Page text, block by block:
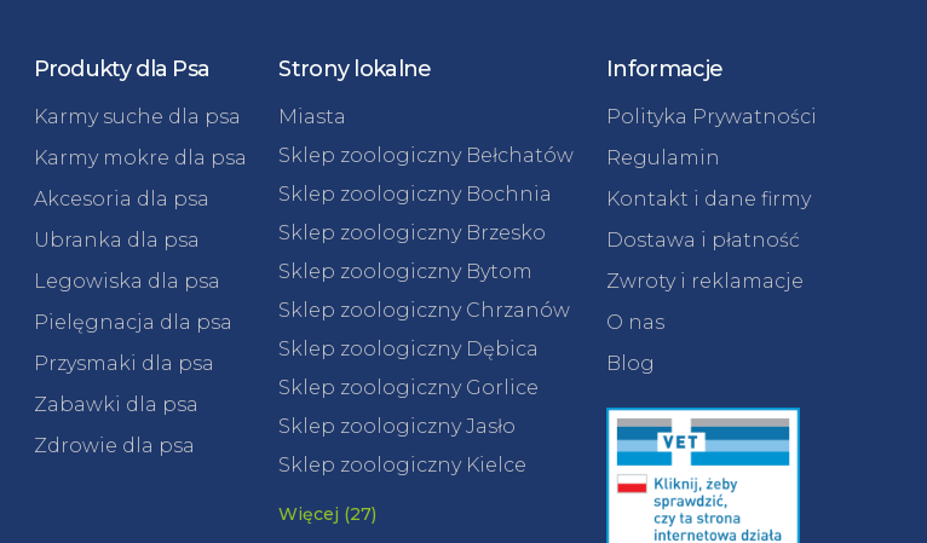
Produkty dla Psa
Karmy suche dla psa
Karmy mokre dla psa
Akcesoria dla psa
Ubranka dla psa
Legowiska dla psa
Pielęgnacja dla psa
Przysmaki dla psa
Zabawki dla psa
Zdrowie dla psa
Strony lokalne
Miasta
Sklep zoologiczny Bełchatów
Sklep zoologiczny Bochnia
Sklep zoologiczny Brzesko
Sklep zoologiczny Bytom
Sklep zoologiczny Chrzanów
Sklep zoologiczny Dębica
Sklep zoologiczny Gorlice
Sklep zoologiczny Jasło
Sklep zoologiczny Kielce
Więcej (27)
Informacje
Polityka Prywatności
Regulamin
Kontakt i dane firmy
Dostawa i płatność
Zwroty i reklamacje
O nas
Blog